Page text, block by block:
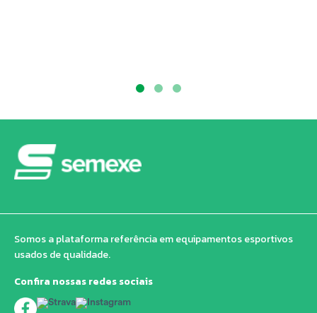
Somos a plataforma referência em equipamentos esportivos
usados de qualidade.
Confira nossas redes sociais